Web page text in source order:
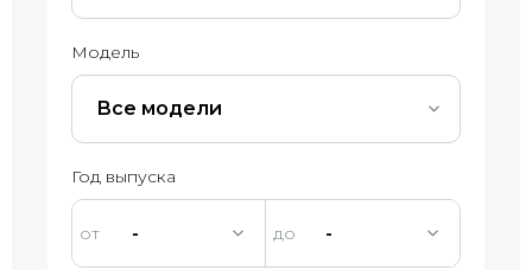
Модель
Все модели
Год выпуска
- -